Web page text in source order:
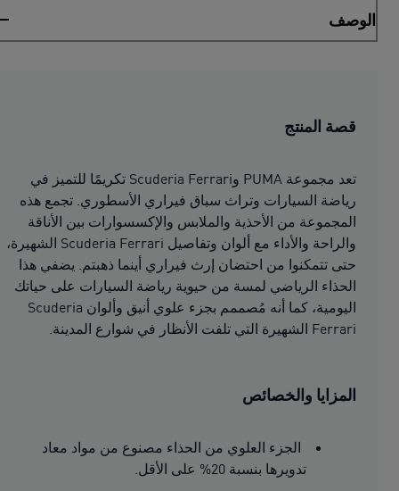
الوصف
قصة المنتج
تعد مجموعة PUMA وScuderia Ferrari تكريمًا للتميز في
رياضة السيارات وتراث سباق فيراري الأسطوري. تجمع هذه
المجموعة من الأحذية والملابس والإكسسوارات بين الأناقة
والراحة والأداء مع ألوان وتفاصيل Scuderia Ferrari الشهيرة،
حتى تتمكنوا من احتضان إرث فيراري أينما ذهبتم. يضفي هذا
الحذاء الرياضي لمسة من حيوية رياضة السيارات على حياتك
اليومية، كما أنه مُصممم بجزء علوي أنيق وألوان Scuderia
Ferrari الشهيرة التي تلفت الأنظار في شوارع المدينة.
المزايا والخصائص
الجزء العلوي من الحذاء مصنوع من مواد معاد
تدويرها بنسبة 20% على الأقل.